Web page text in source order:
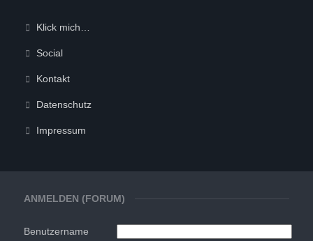
ANMELDEN (FORUM)
Benutzername
Klick mich…
Social
Kontakt
Datenschutz
Impressum